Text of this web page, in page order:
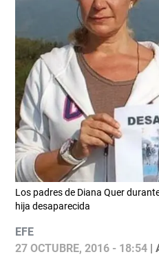
Los padres de Diana Quer
hija desaparecida
EFE
27 OCTUBRE, 2016 - 18:54|